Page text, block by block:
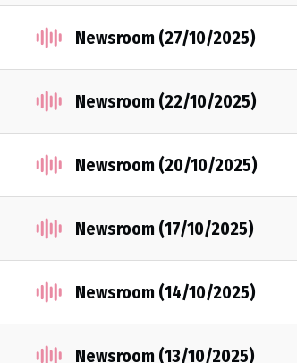
Newsroom (27/10/2025)
Newsroom (22/10/2025)
Newsroom (20/10/2025)
Newsroom (17/10/2025)
Newsroom (14/10/2025)
Newsroom (13/10/2025)